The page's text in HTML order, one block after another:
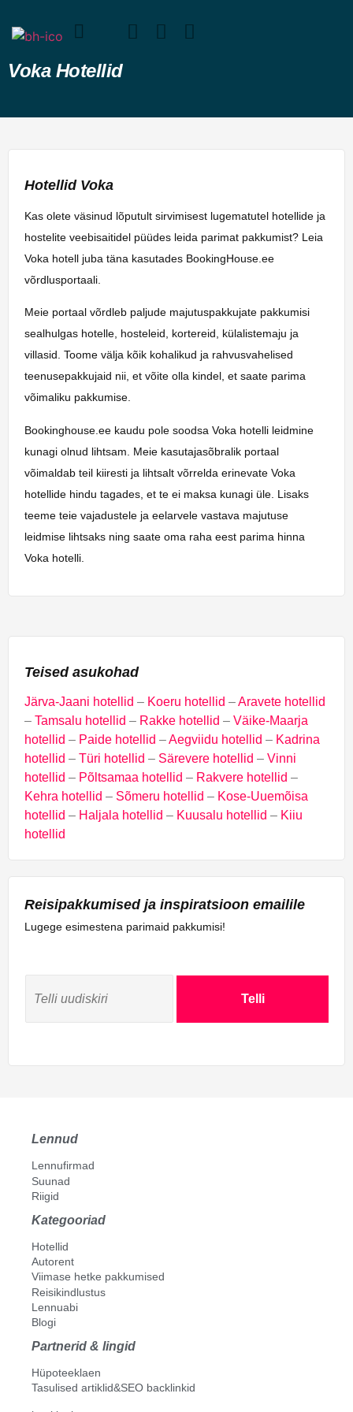
Voka Hotellid
Hotellid Voka
Kas olete väsinud lõputult sirvimisest lugematutel hotellide ja
hostelite veebisaitidel püüdes leida parimat pakkumist? Leia
Voka hotell juba täna kasutades BookingHouse.ee
võrdlusportaali.
Meie portaal võrdleb paljude majutuspakkujate pakkumisi
sealhulgas hotelle, hosteleid, kortereid, külalistemaju ja
villasid. Toome välja kõik kohalikud ja rahvusvahelised
teenusepakkujaid nii, et võite olla kindel, et saate parima
võimaliku pakkumise.
Bookinghouse.ee kaudu pole soodsa Voka hotelli leidmine
kunagi olnud lihtsam. Meie kasutajasõbralik portaal
võimaldab teil kiiresti ja lihtsalt võrrelda erinevate Voka
hotellide hindu tagades, et te ei maksa kunagi üle. Lisaks
teeme teie vajadustele ja eelarvele vastava majutuse
leidmise lihtsaks ning saate oma raha eest parima hinna
Voka hotelli.
Teised asukohad
Järva-Jaani hotellid – Koeru hotellid –Aravete hotellid
– Tamsalu hotellid – Rakke hotellid – Väike-Maarja
hotellid – Paide hotellid –Aegviidu hotellid – Kadrina
hotellid – Türi hotellid – Särevere hotellid – Vinni
hotellid – Põltsamaa hotellid – Rakvere hotellid –
Kehra hotellid – Sõmeru hotellid – Kose-Uuemõisa
hotellid – Haljala hotellid – Kuusalu hotellid – Kiiu
hotellid
Reisipakkumised ja inspiratsioon emailile
Lugege esimestena parimaid pakkumisi!
Telli
Lennud
Lennufirmad
Suunad
Riigid
Kategooriad
Hotellid
Autorent
Viimase hetke pakkumised
Reisikindlustus
Lennuabi
Blogi
Partnerid & lingid
Hüpoteeklaen
Tasulised artiklid&SEO backlinkid